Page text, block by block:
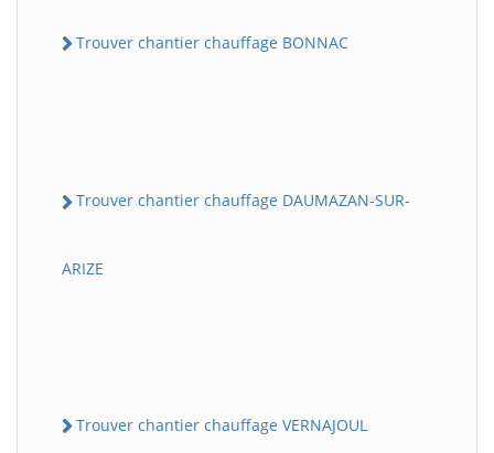
Trouver chantier chauffage BONNAC
Trouver chantier chauffage DAUMAZAN-SUR-
ARIZE
Trouver chantier chauffage VERNAJOUL